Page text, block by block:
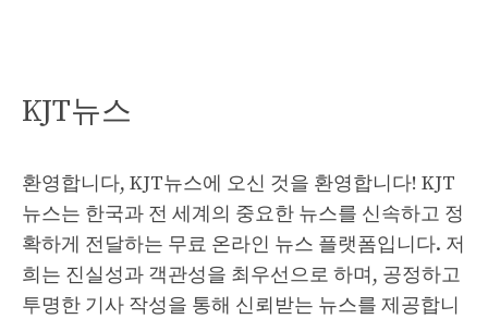
KJT뉴스
환영합니다, KJT뉴스에 오신 것을 환영합니다! KJT
뉴스는 한국과 전 세계의 중요한 뉴스를 신속하고 정
확하게 전달하는 무료 온라인 뉴스 플랫폼입니다. 저
희는 진실성과 객관성을 최우선으로 하며, 공정하고
투명한 기사 작성을 통해 신뢰받는 뉴스를 제공합니